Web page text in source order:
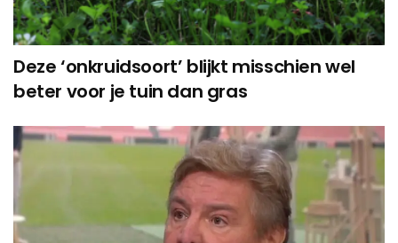
Deze ‘onkruidsoort’ blijkt misschien wel
beter voor je tuin dan gras